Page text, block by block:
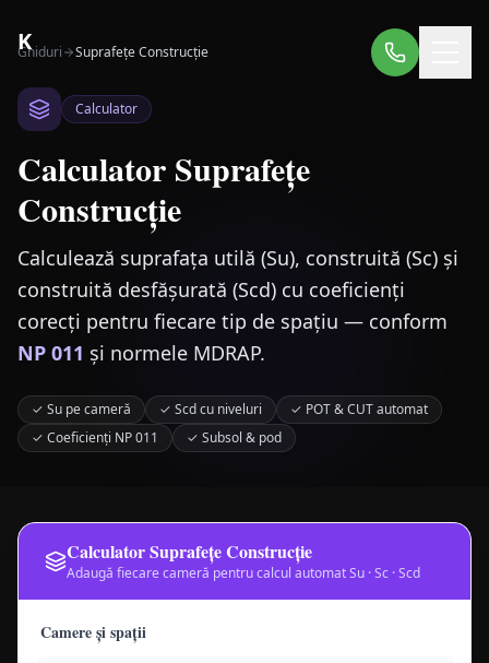
K
Ghiduri Suprafețe Construcție
Calculator
Calculator Suprafețe
Construcție
Calculează suprafața utilă (Su), construită (Sc) și
construită desfășurată (Scd) cu coeficienți
corecți pentru fiecare tip de spațiu — conform
NP 011 și normele MDRAP.
✓ Su pe cameră ✓ Scd cu niveluri ✓ POT & CUT automat
✓ Coeficienți NP 011 ✓ Subsol & pod
Calculator Suprafețe Construcție
Adaugă fiecare cameră pentru calcul automat Su · Sc · Scd
Camere și spații